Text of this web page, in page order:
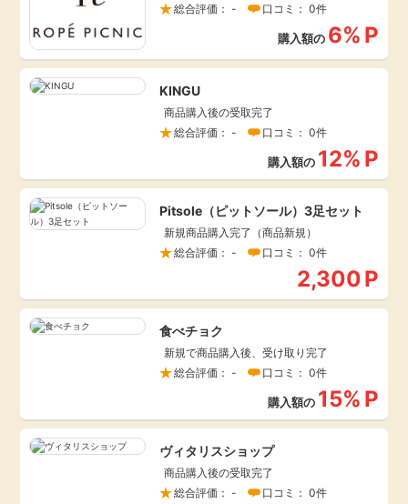
特集一覧
GMOポイ活の使い方
総合評価： -
口コミ： 0件
購入額の 6% P
KINGU
商品購入後の受取完了
総合評価： -
口コミ： 0件
購入額の 12% P
Pitsole（ピットソール）3足セット
新規商品購入完了（商品新規）
総合評価： -
口コミ： 0件
2,300P
食べチョク
新規で商品購入後、受け取り完了
総合評価： -
口コミ： 0件
購入額の 15% P
ヴィタリスショップ
商品購入後の受取完了
総合評価： -
口コミ： 0件